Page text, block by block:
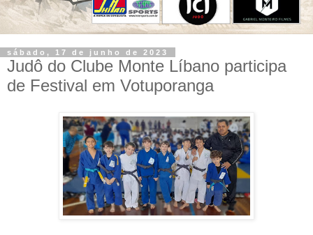
sábado, 17 de junho de 2023
Judô do Clube Monte Líbano participa
de Festival em Votuporanga